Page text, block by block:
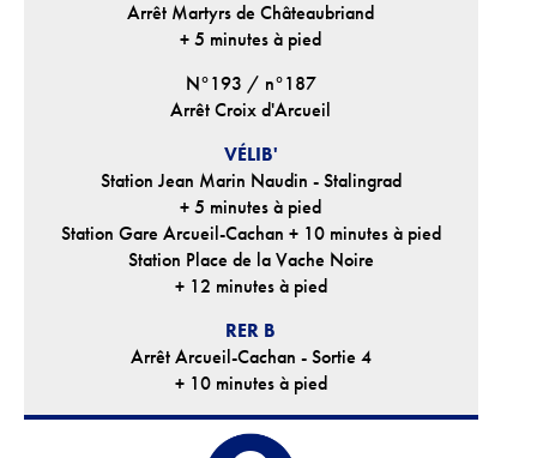
Arrêt Martyrs de Châteaubriand
+ 5 minutes à pied
N°193 / n°187
Arrêt Croix d'Arcueil
VÉLIB'
Station Jean Marin Naudin - Stalingrad
+ 5 minutes à pied
Station Gare Arcueil-Cachan + 10 minutes à pied
Station Place de la Vache Noire
+ 12 minutes à pied
RER B
Arrêt Arcueil-Cachan - Sortie 4
+ 10 minutes à pied